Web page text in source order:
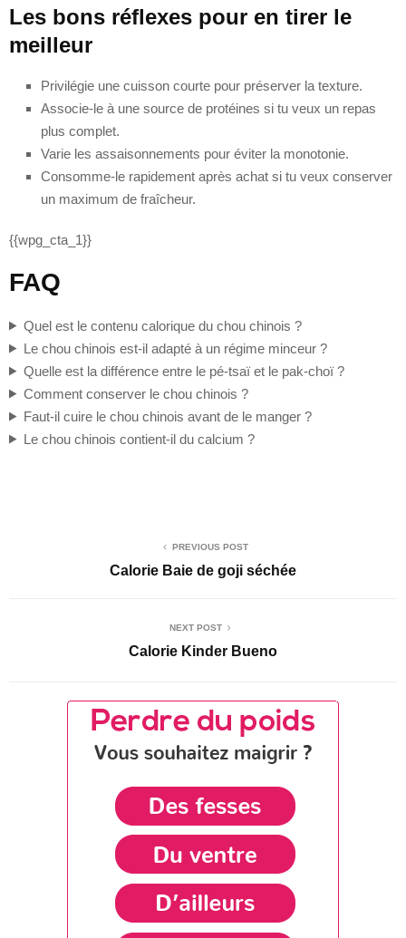
Les bons réflexes pour en tirer le
meilleur
Privilégie une cuisson courte pour préserver la texture.
Associe-le à une source de protéines si tu veux un repas
plus complet.
Varie les assaisonnements pour éviter la monotonie.
Consomme-le rapidement après achat si tu veux conserver
un maximum de fraîcheur.
{{wpg_cta_1}}
FAQ
Quel est le contenu calorique du chou chinois ?
Le chou chinois est-il adapté à un régime minceur ?
Quelle est la différence entre le pé-tsaï et le pak-choï ?
Comment conserver le chou chinois ?
Faut-il cuire le chou chinois avant de le manger ?
Le chou chinois contient-il du calcium ?
PREVIOUS POST
Calorie Baie de goji séchée
NEXT POST
Calorie Kinder Bueno